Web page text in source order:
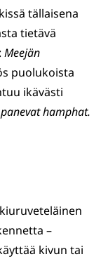
tällaisena
tietävä
Meejän
puolukoista
ikävästi
hamphat.
–
kivun tai